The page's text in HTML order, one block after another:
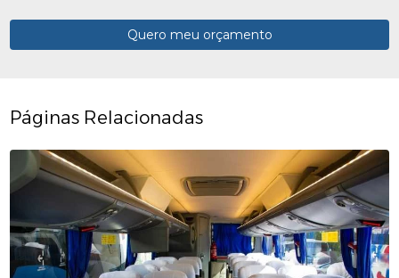
Quero meu orçamento
Páginas Relacionadas